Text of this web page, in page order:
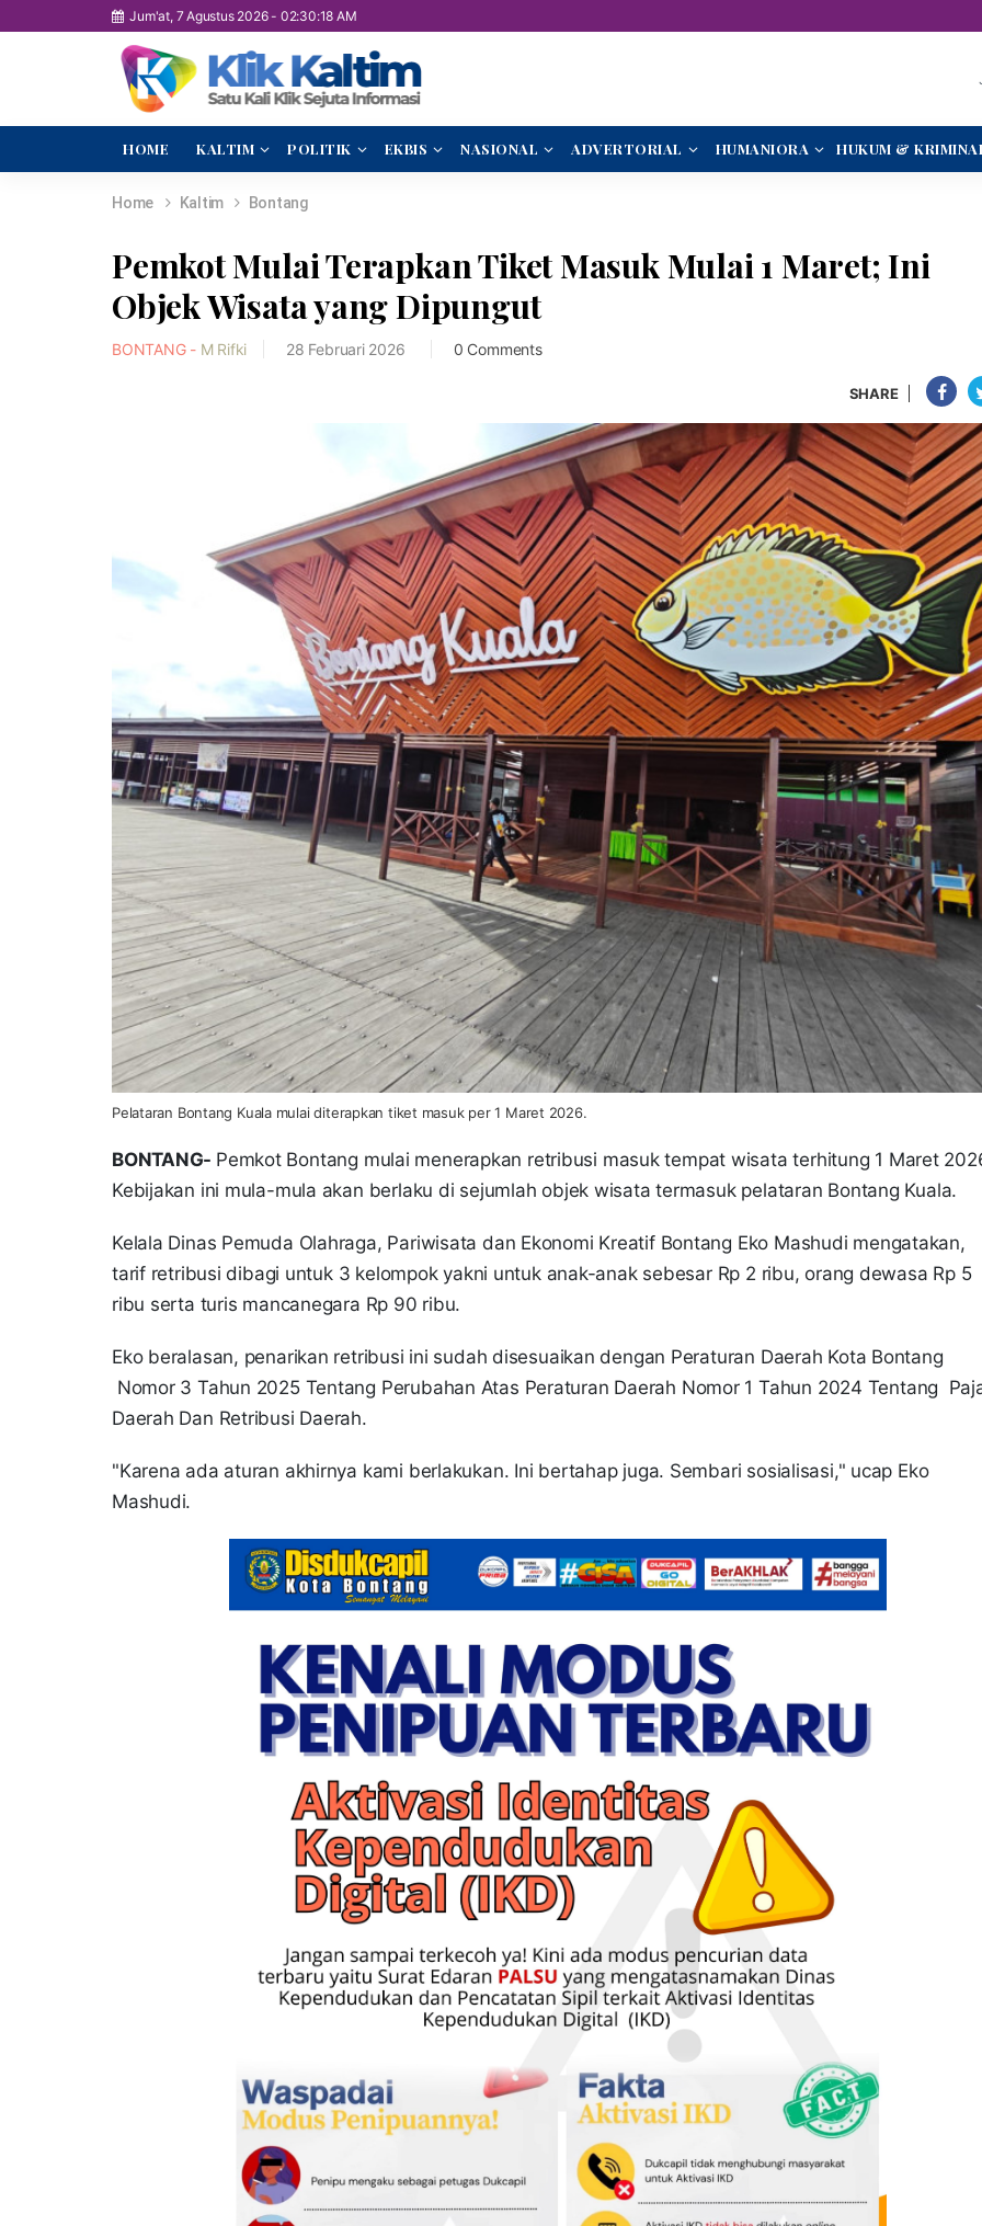
Jum'at, 7 Agustus 2026- 02:30:19 AM
HOME KALTIM POLITIK EKBIS NASIONAL ADVERTORIAL HUMANIORA HUKUM &
Home Kaltim Bontang
Pemkot Mulai Terapkan Tiket Masuk Mulai 1 Maret; Ini
Objek Wisata yang Dipungut
BONTANG - M Rifki 28 Februari 2026 0 Comments
SHARE
Pelataran Bontang Kuala mulai diterapkan tiket masuk per 1 Maret 2026.
BONTANG- Pemkot Bontang mulai menerapkan retribusi masuk tempat wisata terhitung 1 Maret
Kebijakan ini mula-mula akan berlaku di sejumlah objek wisata termasuk pelataran Bontang Kuala.
Kelala Dinas Pemuda Olahraga, Pariwisata dan Ekonomi Kreatif Bontang Eko Mashudi mengatakan,
tarif retribusi dibagi untuk 3 kelompok yakni untuk anak-anak sebesar Rp 2 ribu, orang dewasa Rp 5
ribu serta turis mancanegara Rp 90 ribu.
Eko beralasan, penarikan retribusi ini sudah disesuaikan dengan Peraturan Daerah Kota Bontang
Nomor 3 Tahun 2025 Tentang Perubahan Atas Peraturan Daerah Nomor 1 Tahun 2024 Tentang
Daerah Dan Retribusi Daerah.
"Karena ada aturan akhirnya kami berlakukan. Ini bertahap juga. Sembari sosialisasi," ucap Eko
Mashudi.